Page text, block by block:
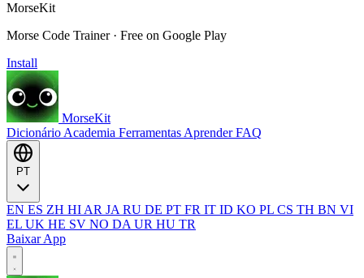
MorseKit
Morse Code Trainer · Free on Google Play
Install
MorseKit
Dicionário Academia Ferramentas AprenderFAQ
EN ES ZH HI AR JA RU DE PT FR IT ID KO PL CS TH BN VI
EL UK HE SV NO DA UR HU TR
Baixar App